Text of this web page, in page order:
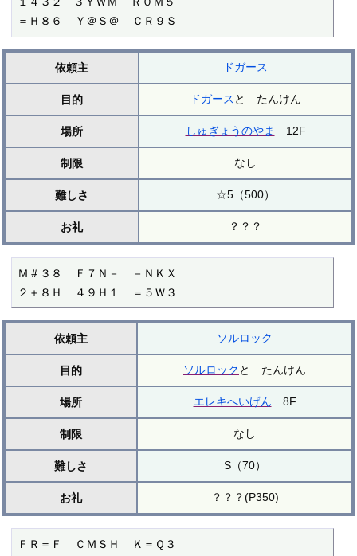
＝Ｈ８６  Ｙ＠Ｓ＠  ＣＲ９Ｓ
依頼主 ドガース
目的 ドガース と たんけん
場所 しゅぎょうのやま 12F
制限 なし
難しさ ☆5（500）
お礼 ？？？
Ｍ＃３８  Ｆ７Ｎ－  －ＮＫＸ
２＋８Ｈ  ４９Ｈ１  ＝５Ｗ３
依頼主 ソルロック
目的 ソルロック と たんけん
場所 エレキへいげん 8F
制限 なし
難しさ S（70）
お礼 ？？？(P350)
ＦＲ＝Ｆ  ＣＭＳＨ  Ｋ＝Ｑ３